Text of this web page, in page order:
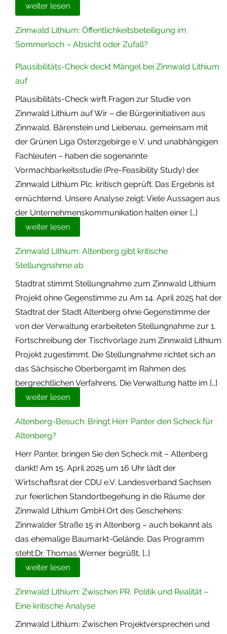
weiter lesen
Zinnwald Lithium: Öffentlichkeitsbeteiligung im
Sommerloch – Absicht oder Zufall?
Plausibilitäts-Check deckt Mängel bei Zinnwald Lithium
auf
Plausibilitäts-Check wirft Fragen zur Studie von
Zinnwald Lithium auf Wir – die Bürgerinitiativen aus
Zinnwald, Bärenstein und Liebenau, gemeinsam mit
der Grünen Liga Osterzgebirge e. V. und unabhängigen
Fachleuten – haben die sogenannte
Vormachbarkeitsstudie (Pre-Feasibility Study) der
Zinnwald Lithium Plc. kritisch geprüft. Das Ergebnis ist
ernüchternd. Unsere Analyse zeigt: Viele Aussagen aus
der Unternehmenskommunikation halten einer […]
weiter lesen
Zinnwald Lithium: Altenberg gibt kritische
Stellungnahme ab
Stadtrat stimmt Stellungnahme zum Zinnwald Lithium
Projekt ohne Gegenstimme zu Am 14. April 2025 hat der
Stadtrat der Stadt Altenberg ohne Gegenstimme der
von der Verwaltung erarbeiteten Stellungnahme zur 1.
Fortschreibung der Tischvorlage zum Zinnwald Lithium
Projekt zugestimmt. Die Stellungnahme richtet sich an
das Sächsische Oberbergamt im Rahmen des
bergrechtlichen Verfahrens. Die Verwaltung hatte im […]
weiter lesen
Altenberg-Besuch: Bringt Herr Panter den Scheck für
Altenberg?
Herr Panter, bringen Sie den Scheck mit – Altenberg
dankt! Am 15. April 2025 um 16 Uhr lädt der
Wirtschaftsrat der CDU e.V. Landesverband Sachsen
zur feierlichen Standortbegehung in die Räume der
Zinnwald Lithium GmbH.Ort des Geschehens:
Zinnwalder Straße 15 in Altenberg – auch bekannt als
das ehemalige Baumarkt-Gelände. Das Programm
steht:Dr. Thomas Werner begrüßt, […]
weiter lesen
Zinnwald Lithium: Zwischen PR, Politik und Realität –
Eine kritische Analyse
Zinnwald Lithium: Zwischen Projektversprechen und